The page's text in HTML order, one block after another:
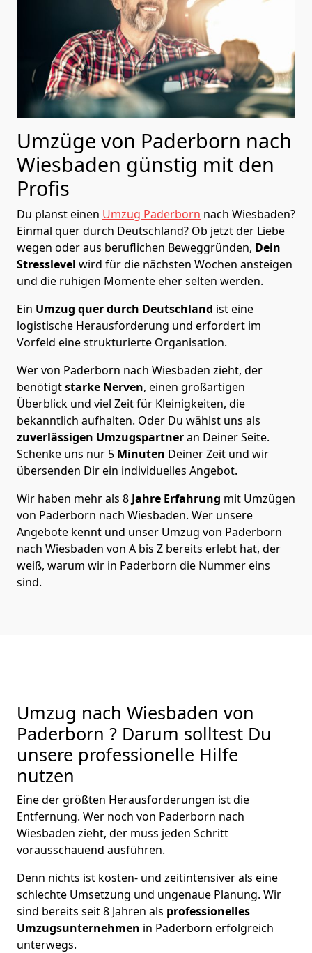
Umzüge von Paderborn nach
Wiesbaden günstig mit den
Profis
Du planst einen Umzug Paderborn nach Wiesbaden?
Einmal quer durch Deutschland? Ob jetzt der Liebe
wegen oder aus beruflichen Beweggründen, Dein
Stresslevel wird für die nächsten Wochen ansteigen
und die ruhigen Momente eher selten werden.
Ein Umzug quer durch Deutschland ist eine
logistische Herausforderung und erfordert im
Vorfeld eine strukturierte Organisation.
Wer von Paderborn nach Wiesbaden zieht, der
benötigtstarke Nerven, einen großartigen
Überblick und viel Zeit für Kleinigkeiten, die
bekanntlich aufhalten. Oder Du wählst uns als
zuverlässigen Umzugspartneran Deiner Seite.
Schenke uns nur 5 Minuten Deiner Zeit und wir
übersenden Dir ein individuelles Angebot.
Wir haben mehr als 8 Jahre Erfahrung mit Umzügen
von Paderborn nach Wiesbaden. Wer unsere
Angebote kennt und unser Umzug von Paderborn
nach Wiesbaden von A bis Z bereits erlebt hat, der
weiß, warum wir in Paderborn die Nummer eins
sind.
Umzug nach Wiesbaden von
Paderborn ? Darum solltest Du
unsere professionelle Hilfe
nutzen
Eine der größten Herausforderungen ist die
Entfernung. Wer noch von Paderborn nach
Wiesbaden zieht, der muss jeden Schritt
vorausschauend ausführen.
Denn nichts ist kosten- und zeitintensiver als eine
schlechte Umsetzung und ungenaue Planung. Wir
sind bereits seit 8 Jahren als professionelles
Umzugsunternehmen in Paderborn erfolgreich
unterwegs.